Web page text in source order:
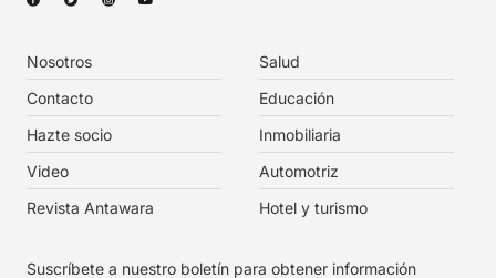
Nosotros
Contacto
Hazte socio
Video
Revista Antawara
Salud
Educación
Inmobiliaria
Automotriz
Hotel y turismo
Suscríbete a nuestro boletín para obtener información